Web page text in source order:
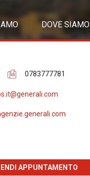
DOVE SIAMO
0783777781
APPUNTAMENTO